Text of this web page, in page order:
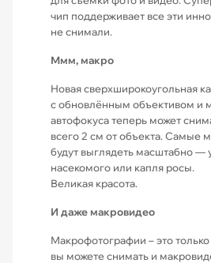
чип поддерживает все эти
не снимали.
Ммм, макро
Новая сверхширокоугольная
с обновлённым объективом и
автофокуса теперь может
всего 2 см от объекта. Самые
будут выглядеть масштабно —
насекомого или капля росы.
Великая красота.
И даже макровидео
Макрофотографии – это
вы можете снимать и